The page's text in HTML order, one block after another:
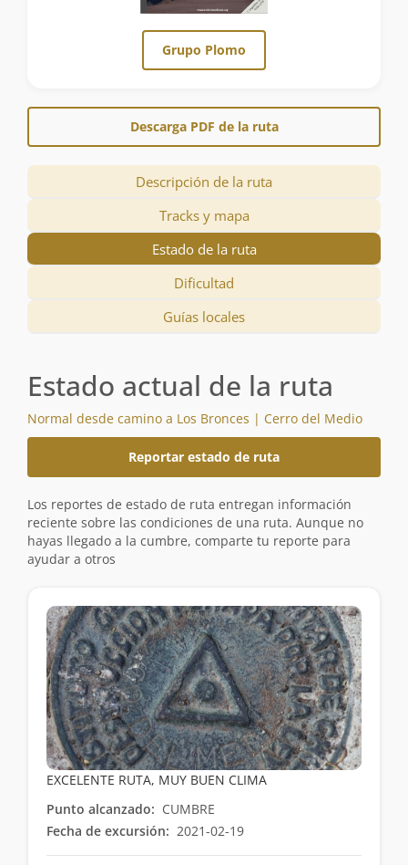
Grupo Plomo
Descarga PDF de la ruta
Descripción de la ruta
Tracks y mapa
Estado de la ruta
Dificultad
Guías locales
Estado actual de la ruta
Normal desde camino a Los Bronces | Cerro del Medio
Reportar estado de ruta
Los reportes de estado de ruta entregan información
reciente sobre las condiciones de una ruta. Aunque no
hayas llegado a la cumbre, comparte tu reporte para
ayudar a otros
EXCELENTE RUTA, MUY BUEN CLIMA
Punto alcanzado: CUMBRE
Fecha de excursión: 2021-02-19